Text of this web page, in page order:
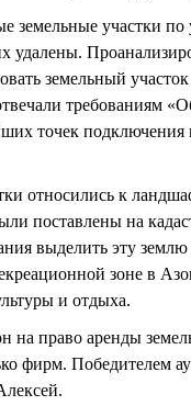
земельные участки по
земельный
требованиям
точек
относились к
поставлены на
выделить эту
зоне в
и отдыха.
на право аренды
фирм. Победителем